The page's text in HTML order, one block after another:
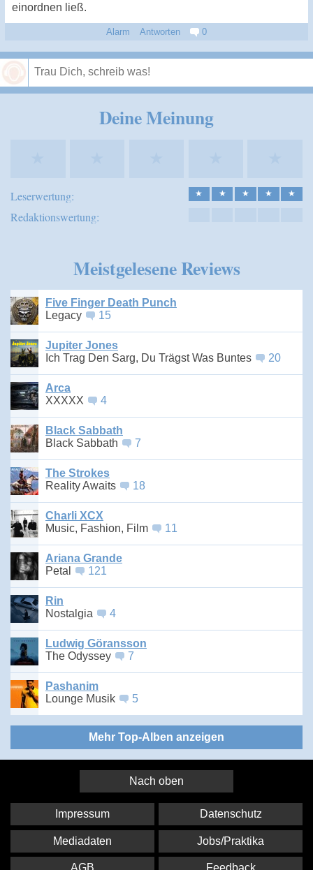
einordnen ließ.
Alarm Antworten 0
Deine Meinung
Leserwertung: ★ ★ ★ ★ ★
Redaktionswertung:
Meistgelesene Reviews
Five Finger Death Punch
Legacy
15
Jupiter Jones
Ich Trag Den Sarg, Du Trägst Was Buntes
20
Arca
XXXXX
4
Black Sabbath
Black Sabbath
7
The Strokes
Reality Awaits
18
Charli XCX
Music, Fashion, Film
11
Ariana Grande
Petal
121
Rin
Nostalgia
4
Ludwig Göransson
The Odyssey
7
Pashanim
Lounge Musik
5
Mehr Top-Alben anzeigen
Nach oben
Impressum Datenschutz
Mediadaten Jobs/Praktika
AGB Feedback